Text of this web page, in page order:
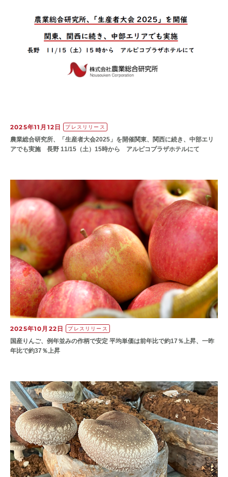
2025年11月12日 プレスリリース
農業総合研究所、「生産者大会2025」を開催関東、関西に続き、中部エリ
アでも実施 長野 11/15（土）15時から アルピコプラザホテルにて
2025年10月22日 プレスリリース
国産りんご、例年並みの作柄で安定 平均単価は前年比で約17％上昇、一昨
年比で約37％上昇